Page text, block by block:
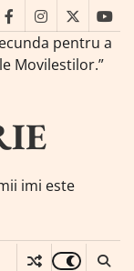
facebookinstagram
twitter
pentru a
Movilestilor.”
imi este